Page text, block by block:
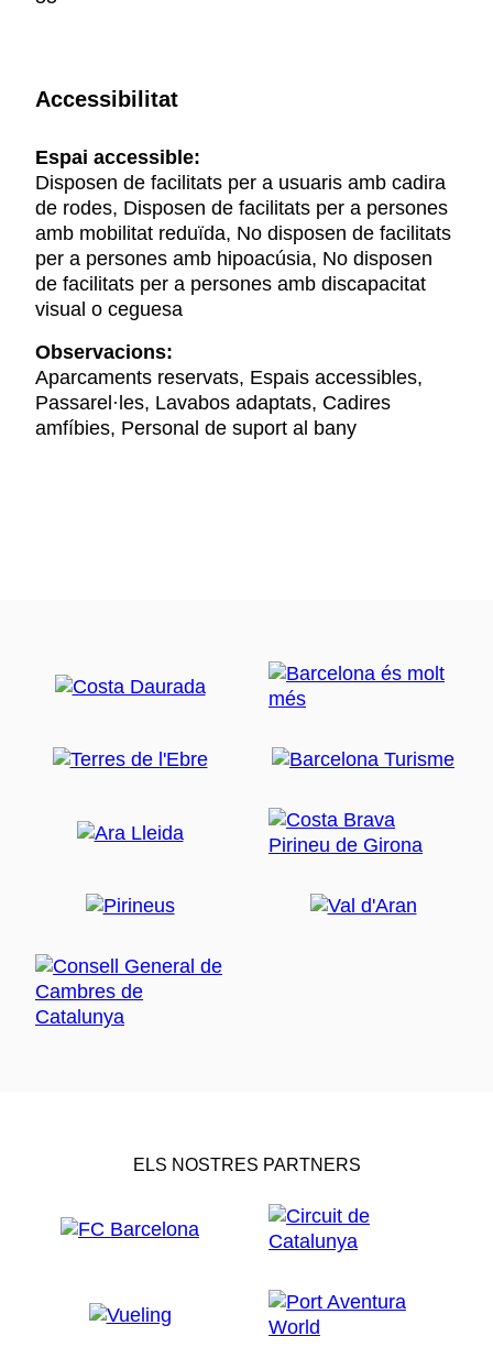
Accessibilitat
Espai accessible:
Disposen de facilitats per a usuaris amb cadira
de rodes, Disposen de facilitats per a persones
amb mobilitat reduïda, No disposen de facilitats
per a persones amb hipoacúsia, No disposen
de facilitats per a persones amb discapacitat
visual o ceguesa
Observacions:
Aparcaments reservats, Espais accessibles,
Passarel·les, Lavabos adaptats, Cadires
amfíbies, Personal de suport al bany
ELS NOSTRES PARTNERS